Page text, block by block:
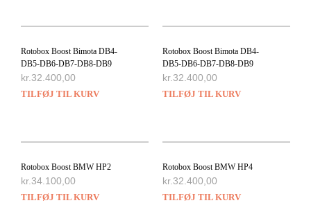
Rotobox Boost Bimota DB4-
DB5-DB6-DB7-DB8-DB9
kr. 32.400,00
TILFØJ TIL KURV
Rotobox Boost Bimota DB4-
DB5-DB6-DB7-DB8-DB9
kr. 32.400,00
TILFØJ TIL KURV
Rotobox Boost BMW HP2
kr. 34.100,00
TILFØJ TIL KURV
Rotobox Boost BMW HP4
kr. 32.400,00
TILFØJ TIL KURV